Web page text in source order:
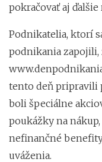
pokračovať aj ďalšie
Podnikatelia, ktorí
podnikania
tento deň pripravili
boli špeciálne
poukážky na
nefinančné
uváženia.